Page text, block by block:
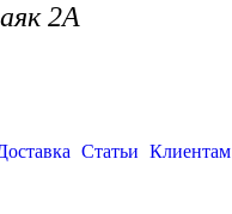
2А
Статьи Клиентам